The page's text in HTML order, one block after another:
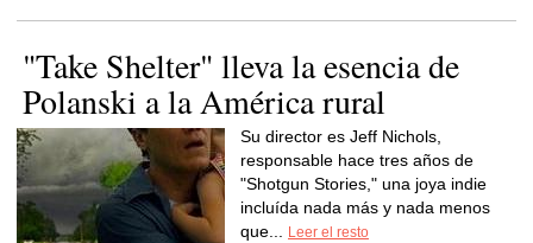
"Take Shelter" lleva la esencia de
Polanski a la América rural
Su director es Jeff Nichols,
responsable hace tres años de
"Shotgun Stories," una joya indie
incluída nada más y nada menos
que...
Leer el resto